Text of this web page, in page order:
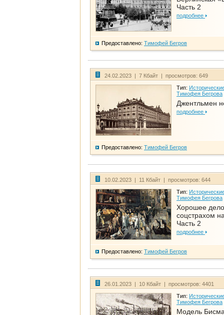
Часть 2
подробнее
Предоставлено: Тимофей Бегров
24.02.2023 | 7 Кбайт | просмотров: 649
Тип:
Тимофея Бегрова
Джентльмен
подробнее
Предоставлено: Тимофей Бегров
10.02.2023 | 11 Кбайт | просмотров: 644
Тип:
Тимофея Бегрова
Хорошее дело
соцстрахом
Часть 2
подробнее
Предоставлено: Тимофей Бегров
26.01.2023 | 10 Кбайт | просмотров: 4401
Тип:
Тимофея Бегрова
Модель